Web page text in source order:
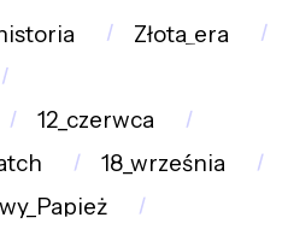
Złota_era
12_czerwca
18_września